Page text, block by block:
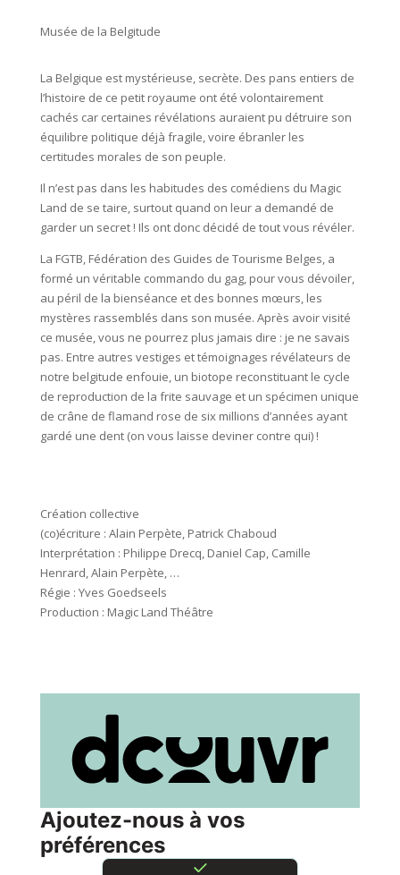
Musée de la Belgitude
La Belgique est mystérieuse, secrète. Des pans entiers de
l’histoire de ce petit royaume ont été volontairement
cachés car certaines révélations auraient pu détruire son
équilibre politique déjà fragile, voire ébranler les
certitudes morales de son peuple.
Il n’est pas dans les habitudes des comédiens du Magic
Land de se taire, surtout quand on leur a demandé de
garder un secret ! Ils ont donc décidé de tout vous révéler.
La FGTB, Fédération des Guides de Tourisme Belges, a
formé un véritable commando du gag, pour vous dévoiler,
au péril de la bienséance et des bonnes mœurs, les
mystères rassemblés dans son musée. Après avoir visité
ce musée, vous ne pourrez plus jamais dire : je ne savais
pas. Entre autres vestiges et témoignages révélateurs de
notre belgitude enfouie, un biotope reconstituant le cycle
de reproduction de la frite sauvage et un spécimen unique
de crâne de flamand rose de six millions d’années ayant
gardé une dent (on vous laisse deviner contre qui) !
Création collective
(co)écriture : Alain Perpète, Patrick Chaboud
Interprétation : Philippe Drecq, Daniel Cap, Camille
Henrard, Alain Perpète, …
Régie : Yves Goedseels
Production : Magic Land Théâtre